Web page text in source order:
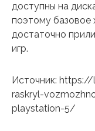
доступны на
поэтому базовое
достаточно
игр.
Источник: https://
raskryl-
playstation-5/